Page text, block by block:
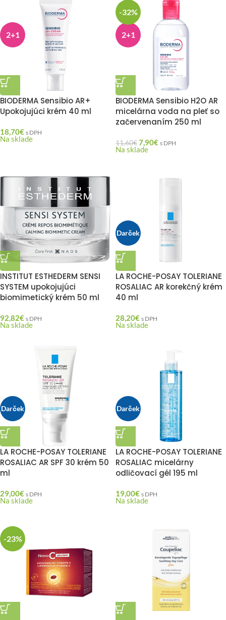
2+1
BIODERMA Sensibio AR+
Upokojujúci krém 40 ml
18,70€ s DPH
Na sklade
2+1
-32%
BIODERMA Sensibio H2O AR
micelárna voda na pleť so
začervenaním 250 ml
11,60€7,90€ s DPH
Na sklade
INSTITUT ESTHEDERM SENSI
SYSTEM upokojujúci
biomimetický krém 50 ml
92,82€ s DPH
Na sklade
Darček
LA ROCHE-POSAY TOLERIANE
ROSALIAC AR korekčný krém
40 ml
28,20€ s DPH
Na sklade
Darček
LA ROCHE-POSAY TOLERIANE
ROSALIAC AR SPF 30 krém 50
ml
29,00€ s DPH
Na sklade
Darček
LA ROCHE-POSAY TOLERIANE
ROSALIAC micelárny
odličovací gél 195 ml
19,00€ s DPH
Na sklade
-23%